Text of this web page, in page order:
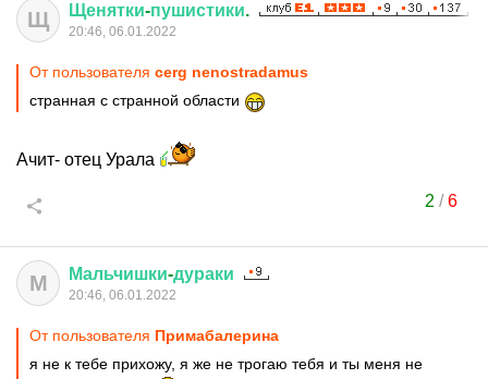
Щ Щенятки-пушистики.
20:46, 06.01.2022
От пользователя cerg nenostradamus
странная с странной области
Ачит- отец Урала
2 /6
М Мальчишки-дураки
20:46, 06.01.2022
От пользователя Примaбaлерина
я не к тебе прихожу, я же не трогаю тебя и ты меня не